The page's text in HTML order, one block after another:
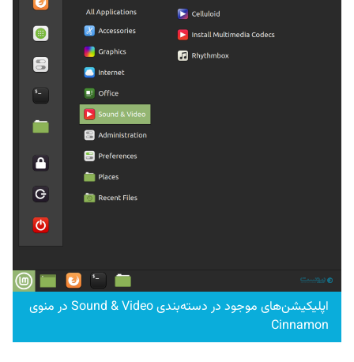
اپلیکیشن‌های موجود در دسته‌بندی Sound & Video در منوی
Cinnamon